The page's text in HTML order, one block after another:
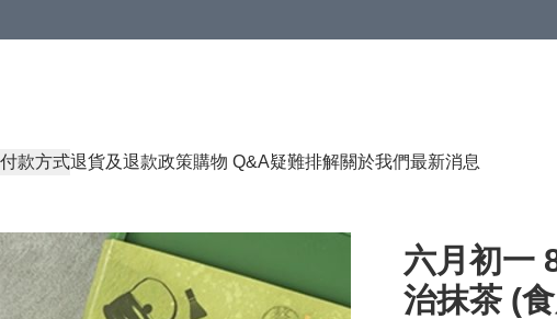
付款方式退貨及退款政策購物 Q&A疑難排解關於我們最新消息
六月初一
治抹茶 (